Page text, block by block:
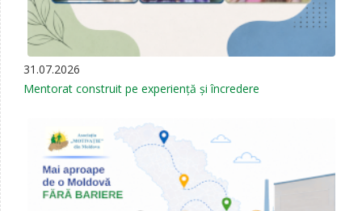
31.07.2026
Mentorat construit pe experiență și încredere